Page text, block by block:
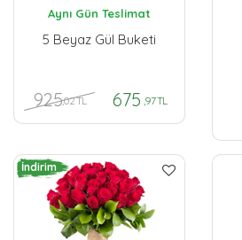
Aynı Gün Teslimat
5 Beyaz Gül Buketi
925,02 TL 675 ,97 TL
İndirim